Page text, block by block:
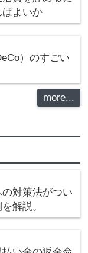
よいか
）のすごい
more...
の対策法がつい
解説。